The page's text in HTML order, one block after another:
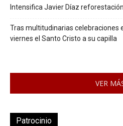
Intensifica Javier Díaz
Tras multitudinarias celebraciones
viernes el Santo Cristo a su capilla
VER
Patrocinio